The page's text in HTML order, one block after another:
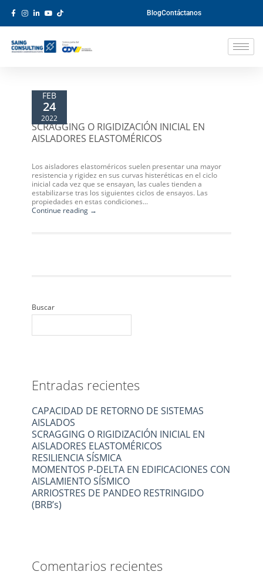
BlogContáctanos
FEB
24
2022
SCRAGGING O RIGIDIZACIÓN INICIAL EN
AISLADORES ELASTOMÉRICOS
Los aisladores elastoméricos suelen presentar una mayor
resistencia y rigidez en sus curvas histeréticas en el ciclo
inicial cada vez que se ensayan, las cuales tienden a
estabilizarse tras los siguientes ciclos de ensayos. Las
propiedades en estas condiciones...
Continue reading →
Buscar
Entradas recientes
CAPACIDAD DE RETORNO DE SISTEMAS
AISLADOS
SCRAGGING O RIGIDIZACIÓN INICIAL EN
AISLADORES ELASTOMÉRICOS
RESILIENCIA SÍSMICA
MOMENTOS P-DELTA EN EDIFICACIONES CON
AISLAMIENTO SÍSMICO
ARRIOSTRES DE PANDEO RESTRINGIDO
(BRB’s)
Comentarios recientes